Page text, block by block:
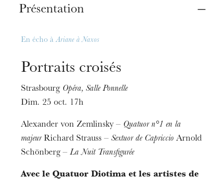
Lieux
Opéra, salle Bastide
Dates
Informations
La résérvation se fait :
· à la caisse de l’OPS au PMC
· en ligne : philharmonique.strasbourg.eu
· par téléphone : +33 (0)3 68 98 68 15
Présentation
En écho àAriane à Naxos
Portraits croisés
Strasbourg Opéra, Salle Ponnelle
Dim. 25 oct. 17h
Alexander von Zemlinsky – Quatuor n°1 en la
majeurRichard Strauss – Sextuor de Capriccio Arnold
Schönberg –La Nuit Transfigurée
Avec le Quatuor Diotima et les artistes de